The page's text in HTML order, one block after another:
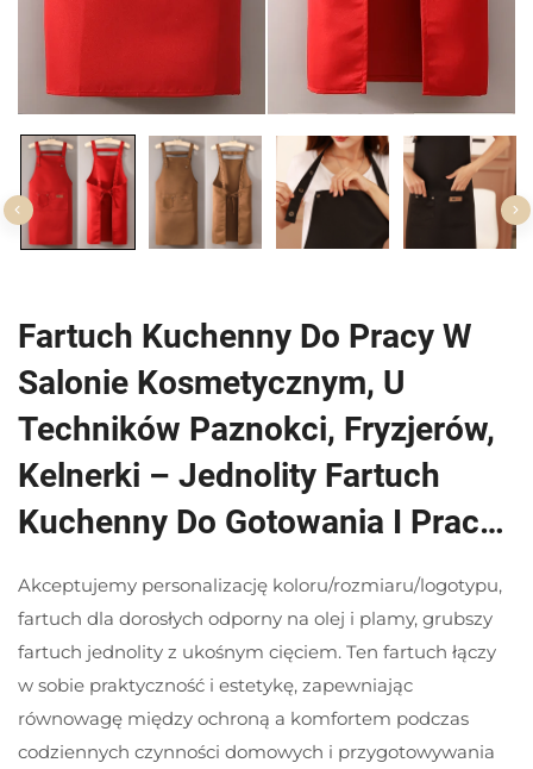
Fartuch Kuchenny Do Pracy W
Salonie Kosmetycznym, U
Techników Paznokci, Fryzjerów,
Kelnerki – Jednolity Fartuch
Kuchenny Do Gotowania I Pracy
Kulinarnej Z Niestandardowym
Nadrukiem Loga, 100% Poliester
Akceptujemy personalizację koloru/rozmiaru/logotypu,
fartuch dla dorosłych odporny na olej i plamy, grubszy
fartuch jednolity z ukośnym cięciem. Ten fartuch łączy
w sobie praktyczność i estetykę, zapewniając
równowagę między ochroną a komfortem podczas
codziennych czynności domowych i przygotowywania